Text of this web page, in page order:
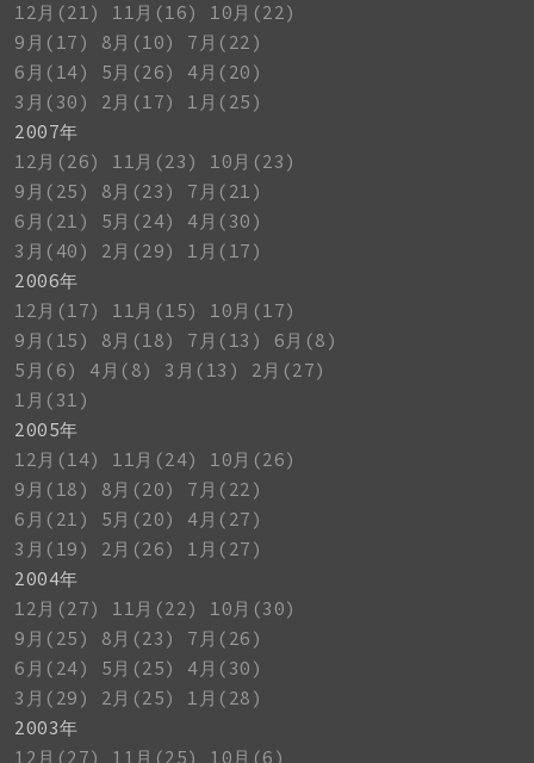
12月(21)
11月(16)
10月(22)
9月(17)
8月(10)
7月(22)
6月(14)
5月(26)
4月(20)
3月(30)
2月(17)
1月(25)
2007年
12月(26)
11月(23)
10月(23)
9月(25)
8月(23)
7月(21)
6月(21)
5月(24)
4月(30)
3月(40)
2月(29)
1月(17)
2006年
12月(17)
11月(15)
10月(17)
9月(15)
8月(18) 7月(13)
6月(8)
5月(6)
4月(8) 3月(13)
2月(27)
1月(31)
2005年
12月(14)
11月(24)
10月(26)
9月(18)
8月(20)
7月(22)
6月(21)
5月(20)
4月(27)
3月(19)
2月(26)
1月(27)
2004年
12月(27)
11月(22)
10月(30)
9月(25)
8月(23)
7月(26)
6月(24)
5月(25)
4月(30)
3月(29)
2月(25)
1月(28)
2003年
12月(27)
11月(25) 10月(6)